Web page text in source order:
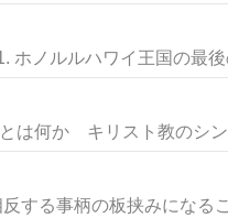
ホノルルハワイ王国の最後
教とは何か キリスト
する事柄の板挟みにな